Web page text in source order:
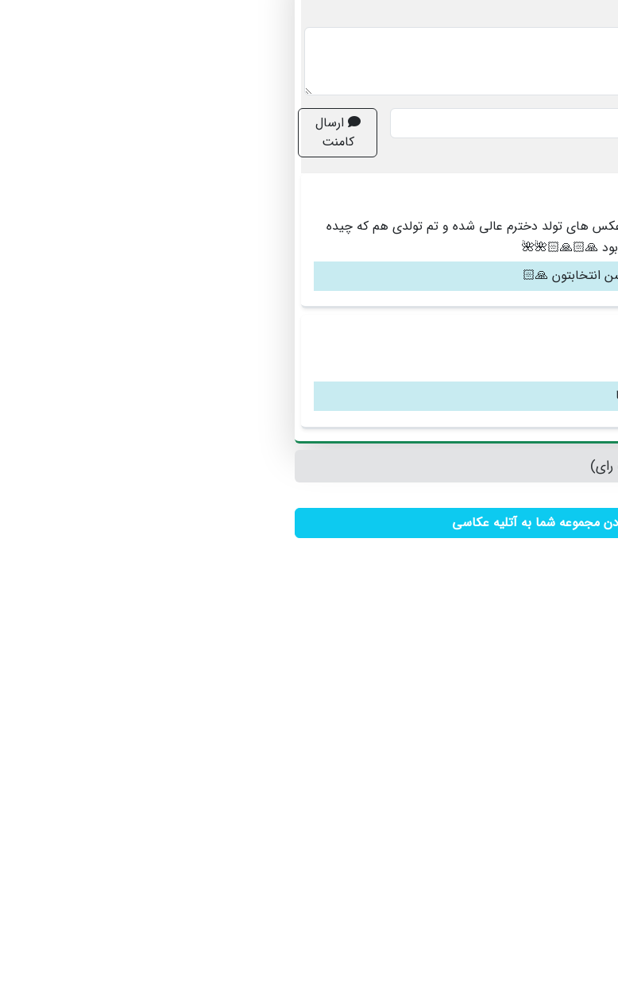
ارسال
کامنت
.عکس های تولد دخترم عالی شده و تم تولدی هم که چیده
🙏🏻🙏🏻🌺🌺
انتخابتون 🙏🏻
مجموعه شما به آتلیه عکاسی